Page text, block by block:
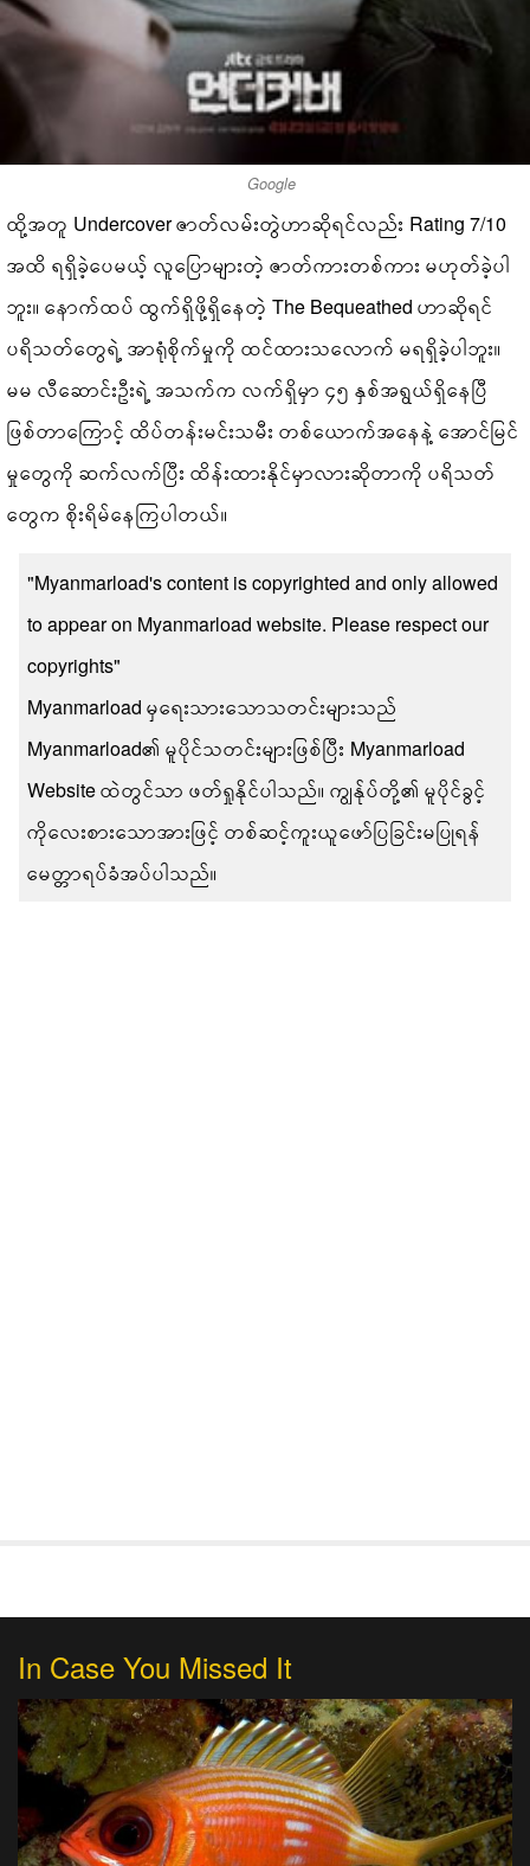
Google
ထို့အတူ Undercover ဇာတ်လမ်းတွဲဟာဆိုရင်လည်း Rating 7/10
အထိ ရရှိခဲ့ပေမယ့် လူပြောများတဲ့ ဇာတ်ကားတစ်ကား မဟုတ်ခဲ့ပါ
ဘူး။ နောက်ထပ် ထွက်ရှိဖို့ရှိနေတဲ့ The Bequeathed ဟာဆိုရင်
ပရိသတ်တွေရဲ့ အာရုံစိုက်မှုကို ထင်ထားသလောက် မရရှိခဲ့ပါဘူး။
မမ လီဆောင်းဦးရဲ့ အသက်က လက်ရှိမှာ ၄၅ နှစ်အရွယ်ရှိနေပြီ
ဖြစ်တာကြောင့် ထိပ်တန်းမင်းသမီး တစ်ယောက်အနေနဲ့ အောင်မြင်
မှုတွေကို ဆက်လက်ပြီး ထိန်းထားနိုင်မှာလားဆိုတာကို ပရိသတ်
တွေက စိုးရိမ်နေကြပါတယ်။
"Myanmarload's content is copyrighted and only allowed
to appear on Myanmarload website. Please respect our
copyrights"
Myanmarload မှရေးသားသောသတင်းများသည်
Myanmarload၏ မူပိုင်သတင်းများဖြစ်ပြီး Myanmarload
Website ထဲတွင်သာ ဖတ်ရှုနိုင်ပါသည်။ ကျွန်ုပ်တို့၏ မူပိုင်ခွင့်
ကိုလေးစားသောအားဖြင့် တစ်ဆင့်ကူးယူဖော်ပြခြင်းမပြုရန်
မေတ္တာရပ်ခံအပ်ပါသည်။
In Case You Missed It